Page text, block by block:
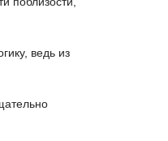
ведь из